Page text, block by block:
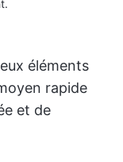
éléments
rapide
et de